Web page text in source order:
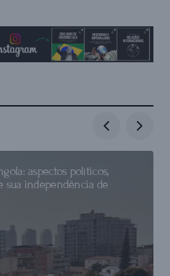
aspectos políticos,
sua independência de